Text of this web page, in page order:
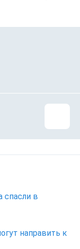
спасли в
направить к